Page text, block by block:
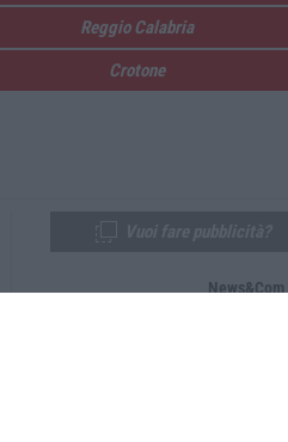
Reggio Calabria
Crotone
News&Com